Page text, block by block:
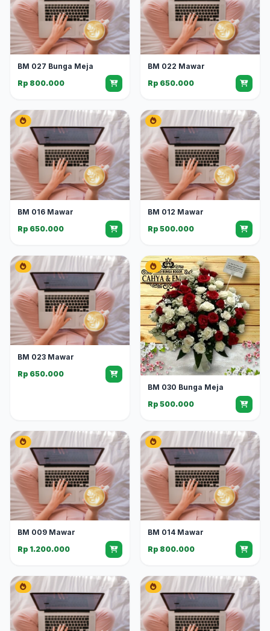
BM 027 Bunga Meja
Rp 800.000
BM 022 Mawar
Rp 650.000
BM 016 Mawar
Rp 650.000
BM 012 Mawar
Rp 500.000
BM 023 Mawar
Rp 650.000
BM 030 Bunga Meja
Rp 500.000
BM 009 Mawar
Rp 1.200.000
BM 014 Mawar
Rp 800.000